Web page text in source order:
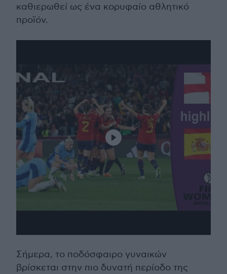
καθιερωθεί ως ένα κορυφαίο αθλητικό
προϊόν.
Σήμερα, το ποδόσφαιρο γυναικών
βρίσκεται στην πιο δυνατή περίοδο της